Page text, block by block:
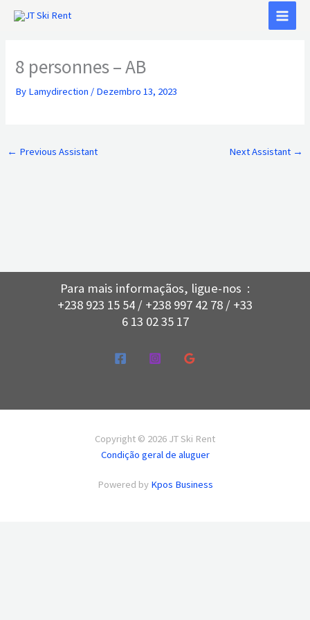
8 personnes – AB
By Lamydirection / Dezembro 13, 2023
← Previous Assistant Next Assistant →
Para mais informaçãos, ligue-nos :
+238 923 15 54 / +238 997 42 78 / +33
6 13 02 35 17
Copyright © 2026 JT Ski Rent
Condição geral de aluguer
Powered by Kpos Business